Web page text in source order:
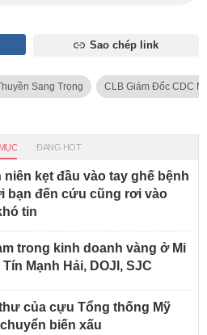
Sao chép link
Sang Trọng CLB Giám Đốc CDC
ĐANG HOT
niên kẹt đầu vào tay ghế bệnh
bạn đến cứu cũng rơi vào
tin
trong kinh doanh vàng ở Mi
Mạnh Hải, DOJI, SJC
của cựu Tổng thống Mỹ
biến xấu